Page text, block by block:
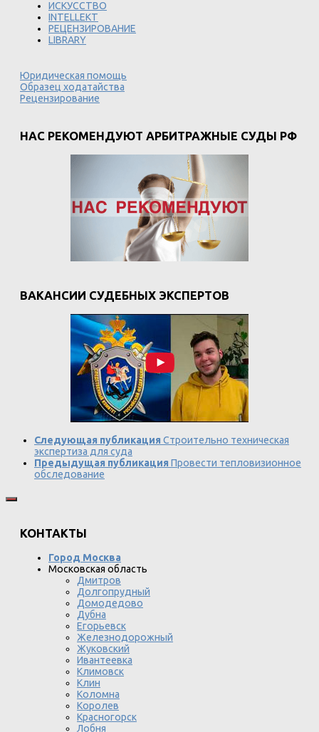
ИСКУССТВО
INTELLEKT
РЕЦЕНЗИРОВАНИЕ
LIBRARY
Юридическая помощь
Образец ходатайства
Рецензирование
НАС РЕКОМЕНДУЮТ АРБИТРАЖНЫЕ СУДЫ РФ
ВАКАНСИИ СУДЕБНЫХ ЭКСПЕРТОВ
Следующая публикация Строительно техническая
экспертиза для суда
Предыдущая публикация Провести тепловизионное
обследование
КОНТАКТЫ
Город Москва
Московская область
Дмитров
Долгопрудный
Домодедово
Дубна
Егорьевск
Железнодорожный
Жуковский
Ивантеевка
Климовск
Клин
Коломна
Королев
Красногорск
Лобня